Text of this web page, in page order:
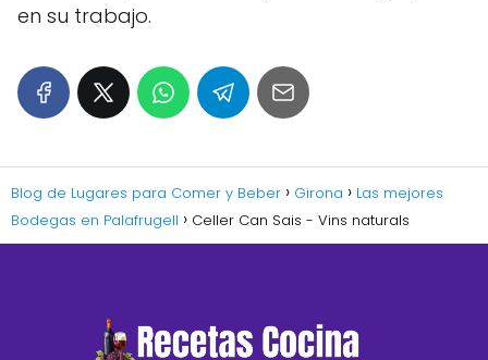
en su trabajo.
Blog de Lugares para Comer y Beber Girona
Las mejores
Bodegas en Palafrugell
Celler Can Sais - Vins naturals